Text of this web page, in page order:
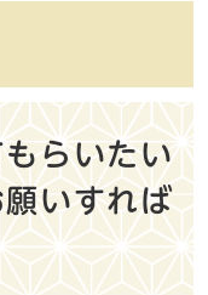
らいたい
いすれば